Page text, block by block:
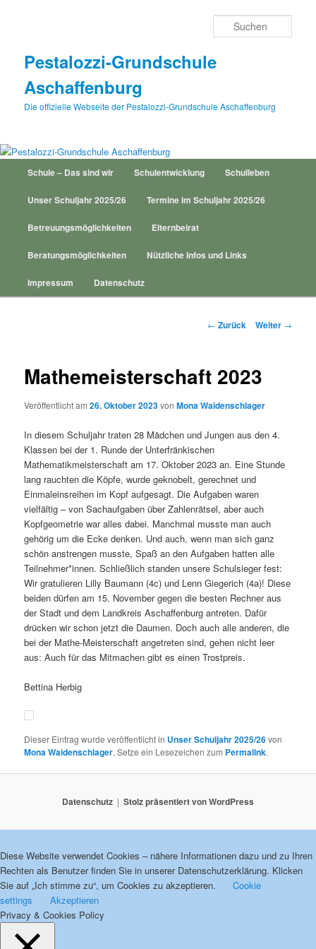
Pestalozzi-Grundschule
Aschaffenburg
Die offizielle Webseite der Pestalozzi-Grundschule Aschaffenburg
HauptmenüSchule – Das sind wir Schulentwicklung Schulleben
Unser Schuljahr 2025/26 Termine im Schuljahr 2025/26
Betreuungsmöglichkeiten Elternbeirat
Beratungsmöglichkeiten Nützliche Infos und Links
Impressum Datenschutz
Beitragsnavigation
← Zurück Weiter →
Mathemeisterschaft 2023
Veröffentlicht am26. Oktober 2023vonMona Waidenschlager
In diesem Schuljahr traten 28 Mädchen und Jungen aus den 4.
Klassen bei der 1. Runde der Unterfränkischen
Mathematikmeisterschaft am 17. Oktober 2023 an. Eine Stunde
lang rauchten die Köpfe, wurde geknobelt, gerechnet und
Einmaleinsreihen im Kopf aufgesagt. Die Aufgaben waren
vielfältig – von Sachaufgaben über Zahlenrätsel, aber auch
Kopfgeometrie war alles dabei. Manchmal musste man auch
gehörig um die Ecke denken. Und auch, wenn man sich ganz
schön anstrengen musste, Spaß an den Aufgaben hatten alle
Teilnehmer*innen. Schließlich standen unsere Schulsieger fest:
Wir gratulieren Lilly Baumann (4c) und Lenn Giegerich (4a)! Diese
beiden dürfen am 15. November gegen die besten Rechner aus
der Stadt und dem Landkreis Aschaffenburg antreten. Dafür
drücken wir schon jetzt die Daumen. Doch auch alle anderen, die
bei der Mathe-Meisterschaft angetreten sind, gehen nicht leer
aus: Auch für das Mitmachen gibt es einen Trostpreis.
Bettina Herbig
Dieser Eintrag wurde veröffentlicht in Unser Schuljahr 2025/26von
Mona Waidenschlager. Setze ein Lesezeichen zum Permalink.
Datenschutz Stolz präsentiert von WordPress
Diese Website verwendet Cookies – nähere Informationen dazu und zu Ihren
Rechten als Benutzer finden Sie in unserer Datenschutzerklärung. Klicken
Sie auf „Ich stimme zu“, um Cookies zu akzeptieren.
Cookie
settings
Akzeptieren
Privacy & Cookies Policy